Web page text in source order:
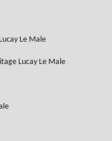
Le Male
Lucay Le Male